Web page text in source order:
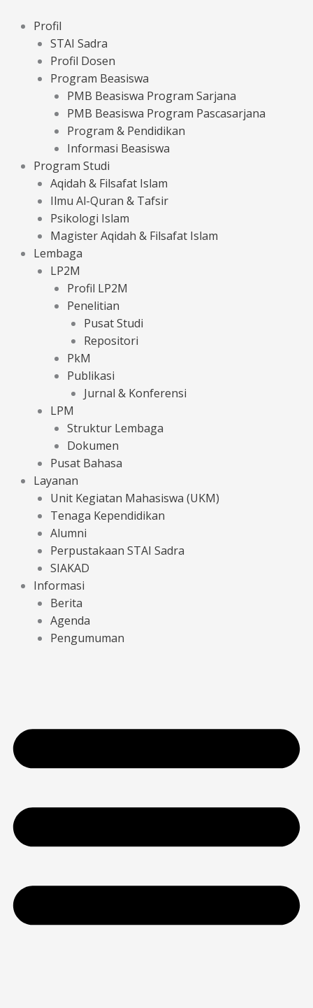
Profil
STAI Sadra
Profil Dosen
Program Beasiswa
PMB Beasiswa Program Sarjana
PMB Beasiswa Program Pascasarjana
Program & Pendidikan
Informasi Beasiswa
Program Studi
Aqidah & Filsafat Islam
Ilmu Al-Quran & Tafsir
Psikologi Islam
Magister Aqidah & Filsafat Islam
Lembaga
LP2M
Profil LP2M
Penelitian
Pusat Studi
Repositori
PkM
Publikasi
Jurnal & Konferensi
LPM
Struktur Lembaga
Dokumen
Pusat Bahasa
Layanan
Unit Kegiatan Mahasiswa (UKM)
Tenaga Kependidikan
Alumni
Perpustakaan STAI Sadra
SIAKAD
Informasi
Berita
Agenda
Pengumuman